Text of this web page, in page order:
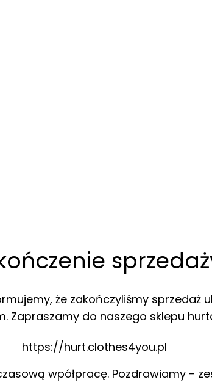
że zakończyliśmy sprzedaż
Zapraszamy do naszego sklepu
https://hurt.clothes4you.pl
wpółpracę. Pozdrawiamy -